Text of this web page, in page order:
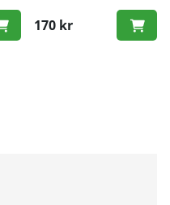
originaldesign
- Bra skydd mot
170 kr